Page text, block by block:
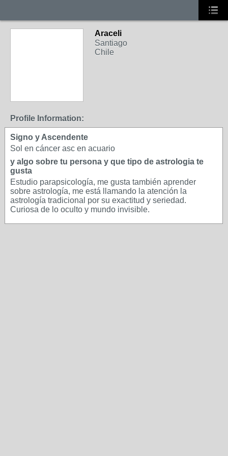
Araceli
Santiago
Chile
Profile Information:
Signo y Ascendente
Sol en cáncer asc en acuario
y algo sobre tu persona y que tipo de astrologia te
gusta
Estudio parapsicología, me gusta también aprender
sobre astrología, me está llamando la atención la
astrología tradicional por su exactitud y seriedad.
Curiosa de lo oculto y mundo invisible.